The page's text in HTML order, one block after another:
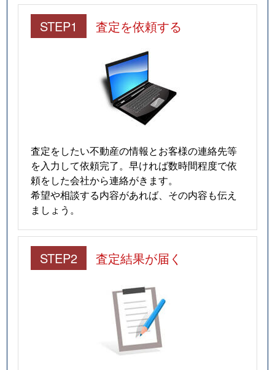
STEP1 査定を依頼する
査定をしたい不動産の情報とお客様の連絡先等
を入力して依頼完了。早ければ数時間程度で依
頼をした会社から連絡がきます。
希望や相談する内容があれば、その内容も伝え
ましょう。
STEP2 査定結果が届く